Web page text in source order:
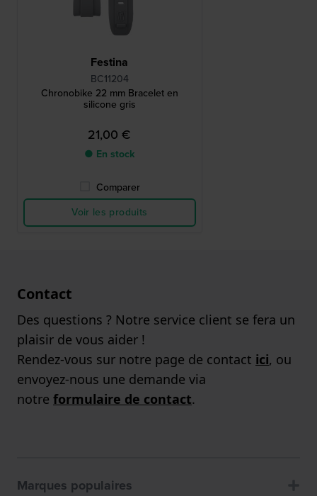
Festina
BC11204
Chronobike 22 mm Bracelet en
silicone gris
21,00 €
● En stock
Comparer
Voir les produits
Contact
Des questions ? Notre service client se fera un
plaisir de vous aider !
Rendez-vous sur notre page de contact ici, ou
envoyez-nous une demande via
notre formulaire de contact.
Marques populaires